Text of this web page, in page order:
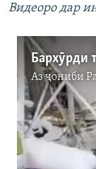
Видеоро дар
Аз ҷониби